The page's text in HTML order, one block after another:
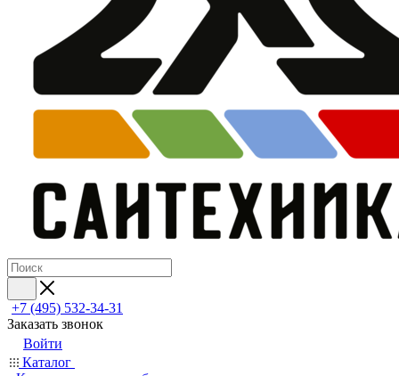
+7 (495) 532‑34‑31
Заказать звонок
Войти
Каталог